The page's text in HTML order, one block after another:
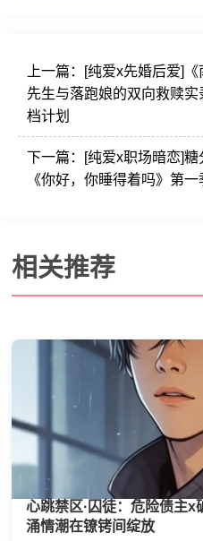
上一篇：
[纯爱x先婚后爱]
先生与落跑娘的双向救赎
档计划
下一篇：
[纯爱x职场暗恋]
《你好，你睡得着吗》第
相关推荐
心跳禁区·囚徒：危险债主
涌情潮在镣铐间绽放